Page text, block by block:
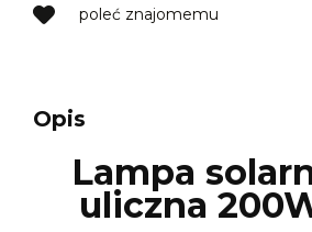
poleć znajomemu
Opis
Lampa
uliczna